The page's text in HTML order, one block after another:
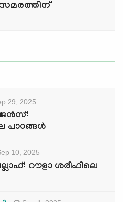
29, 2025
പാഠങ്ങൾ
10, 2025
റൗളാ ശരീഫിലെ